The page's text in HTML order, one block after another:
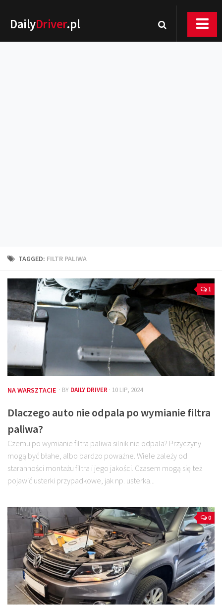
DailyDriver.pl
Technika jazdy
Kalkulatory
Przelicznik mocy
Auto z niemiec
Galerie
TAGGED: FILTR PALIWA
1
NA WARSZTACIE · BY DAILY DRIVER · 10 LIP, 2024
Dlaczego auto nie odpala po wymianie filtra
paliwa?
Czemu po wymianie filtra paliwa silnik nie odpala? Przyczyny
mogą być błahe, albo bardzo poważne. Wiele zależy od
staranności montażu filtra i jego jakości. Czasem mogą się też
pojawić usterki przypadkowe, jak np. usterka...
0